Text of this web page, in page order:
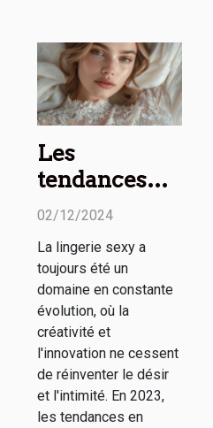
Les
tendances
2023 en
lingerie sexy :
Styles et
nouveautés
02/12/2024
La lingerie sexy a
toujours été un
domaine en constante
évolution, où la
créativité et
l'innovation ne cessent
de réinventer le désir
et l'intimité. En 2023,
les tendances en